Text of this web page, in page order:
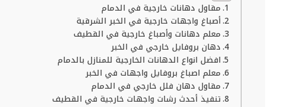
مقاول دهانات خارجية في الدمام
أصباغ واجهات خارجية في الخبر الشرقية
معلم دهانات وأصباغ خارجية في القطيف
دهان بروفايل خارجي في الخبر
افضل انواع الدهانات الخارجية للمنازل بالدمام
معلم اصباغ بروفايل واجهات في الخبر
مقاول دهان فلل خارجي في الدمام
تنفيذ أحدث رشات واجهات خارجية في القطيف